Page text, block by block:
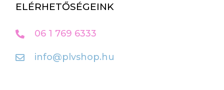
ELÉRHETŐSÉGEINK
06 1 769 6333
info@plvshop.hu